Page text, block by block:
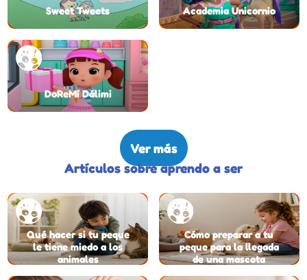
Sweet Tweets Academia Unicornio
DoReMí Dálimi
Ver más
Artículos sobre aprendo a ser
Qué hacer si tu peque
le tiene miedo a los
animales
Cómo preparar a tu
peque para la llegada
de una mascota